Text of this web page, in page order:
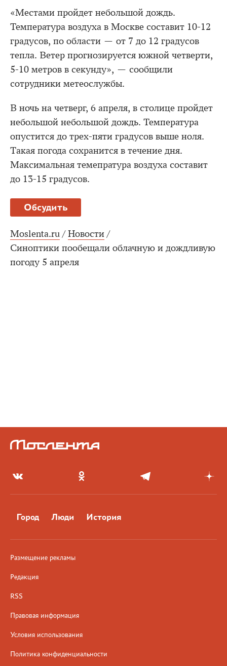
«Местами пройдет небольшой дождь.
Температура воздуха в Москве составит 10-12
градусов, по области — от 7 до 12 градусов
тепла. Ветер прогнозируется южной четверти,
5-10 метров в секунду», — сообщили
сотрудники метеослужбы.
В ночь на четверг, 6 апреля, в столице пройдет
небольшой небольшой дождь. Температура
опустится до трех-пяти градусов выше ноля.
Такая погода сохранится в течение дня.
Максимальная темепратура воздуха составит
до 13-15 градусов.
Обсудить
Moslenta.ru / Новости /
Синоптики пообещали облачную и дождливую
погоду 5 апреля
Город Люди История
Размещение рекламы
Редакция
RSS
Правовая информация
Условия использования
Политика конфиденциальности